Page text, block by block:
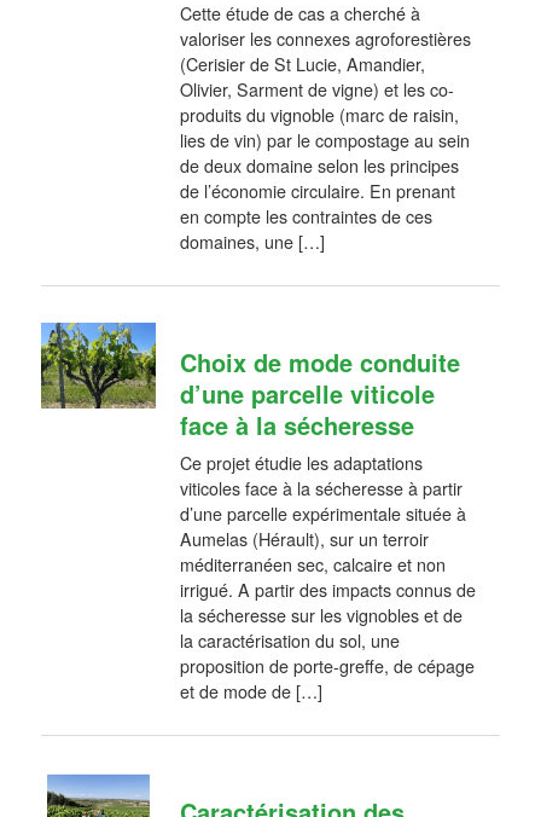
Cette étude de cas a cherché à
valoriser les connexes agroforestières
(Cerisier de St Lucie, Amandier,
Olivier, Sarment de vigne) et les co-
produits du vignoble (marc de raisin,
lies de vin) par le compostage au sein
de deux domaine selon les principes
de l’économie circulaire. En prenant
en compte les contraintes de ces
domaines, une […]
Choix de mode conduite
d’une parcelle viticole
face à la sécheresse
Ce projet étudie les adaptations
viticoles face à la sécheresse à partir
d’une parcelle expérimentale située à
Aumelas (Hérault), sur un terroir
méditerranéen sec, calcaire et non
irrigué. A partir des impacts connus de
la sécheresse sur les vignobles et de
la caractérisation du sol, une
proposition de porte-greffe, de cépage
et de mode de […]